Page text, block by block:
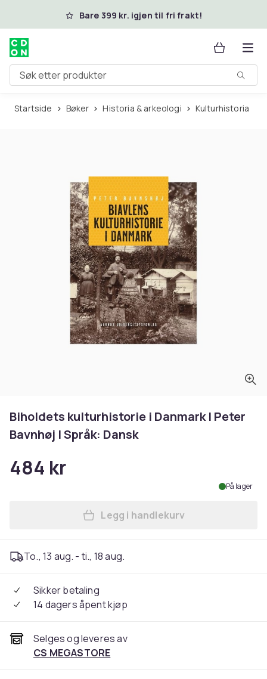
Hopp til hovedinnholdBare 399 kr. igjen til fri frakt!
Søk etter produkter
Startside Bøker Historia & arkeologi Kulturhistoria
Biholdets kulturhistorie i Danmark | Peter
Bavnhøj | Språk: Dansk
484 kr
På lager
Legg Biholdets
Legg i handlekurv
To., 13 aug. - ti., 18 aug.
Sikker betaling
14 dagers åpent kjøp
Selges og leveres av
CS MEGASTORE